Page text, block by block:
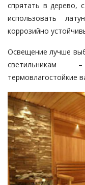
спрятать в дерево,
использовать
коррозийно
Освещение лучше
светильникам
термовлагостойкие